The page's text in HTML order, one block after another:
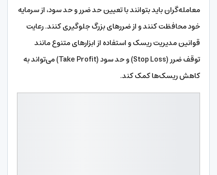
معامله‌گران باید بتوانند با تعیین حد ضرر و حد سود، از سرمایه
خود محافظت کنند و از ضررهای بزرگ جلوگیری کنند. رعایت
قوانین مدیریت ریسک و استفاده از ابزارهای متنوع مانند
توقف ضرر (Stop Loss) و حد سود (Take Profit) می‌تواند به
کاهش ریسک‌ها کمک کند.